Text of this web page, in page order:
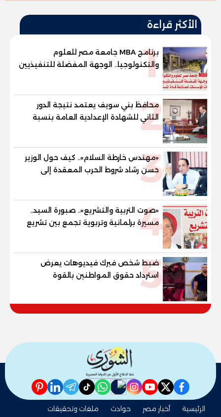
الأكثر قراءة
1
برنامج MBA جامعة مصر للعلوم
والتكنولوجيا.. الوجهة المفضلة للتنفيذيين
وقيادات المؤسسات لصناعة قادة
2
محافظ بني سويف يعتمد نتيجة الدور
الثاني للشهادة الإعدادية العامة بنسبة
والنور للمكفوفين
3
«مهندس خارطة السلام».. كيف حول الوزير
حسن رشاد شروط الحرب المعقدة إلى
"خارطة طريق" للانسحاب والإعمار؟
4
«صوت التربية والتشريع».. صبورة السيد..
مسيرة برلمانية وتربوية تجمع بين تشريع
القوانين وصناعة الأجيال لبناء الإنسان
5
ضبط شخص فبرك فيديوهات يعرض
استرداد حقوق المواطنين بالقوة
facebook
twitter
youtube
instagram
nabd
whatsapp
tiktok
telegram
linkedin
pinterest
الرئيسية أخبار مصر حوادث ملفات وتحقيقات